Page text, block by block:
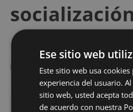
Elisabet
28 junio, 2012 a las
Ese sitio web
Este sitio web usa
experiencia del usuario.
sitio web, usted acepta
de acuerdo con nuestra